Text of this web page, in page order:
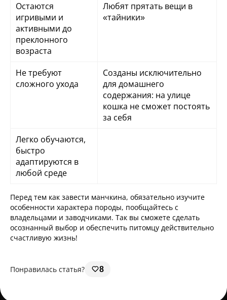
Остаются
игривыми и
активными до
преклонного
возраста
Любят прятать вещи в
«тайники»
Не требуют
сложного ухода
Созданы исключительно
для домашнего
содержания: на улице
кошка не сможет постоять
за себя
Легко обучаются,
быстро
адаптируются в
любой среде
Перед тем как завести манчкина, обязательно изучите
особенности характера породы, пообщайтесь с
владельцами и заводчиками. Так вы сможете сделать
осознанный выбор и обеспечить питомцу действительно
счастливую жизнь!
Понравилась статья? 8